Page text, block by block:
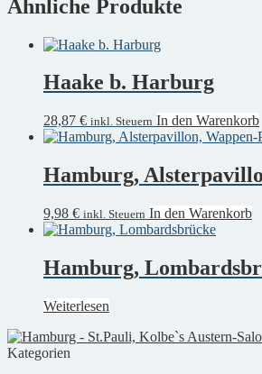
Ähnliche Produkte
Haake b. Harburg
28,87 € inkl. Steuern In den Warenkorb
Hamburg,
9,98 € inkl. Steuern In den Warenkorb
Hamburg,
Weiterlesen
Kategorien